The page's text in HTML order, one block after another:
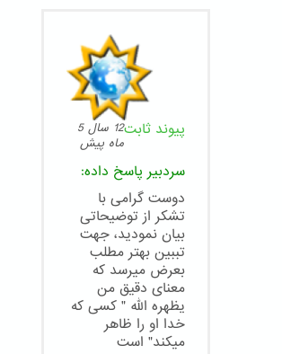
پیوند ثابت
12 سال 5
ماه پیش
سردبیر پاسخ داده:
دوست گرامی با
تشکر از توضیحاتی
بیان نمودید، جهت
تببین بهتر مطلب
بعرض میرسد که
معنای دقیق من
یظهره الله " کسی که
خدا او را ظاهر
میکند" است